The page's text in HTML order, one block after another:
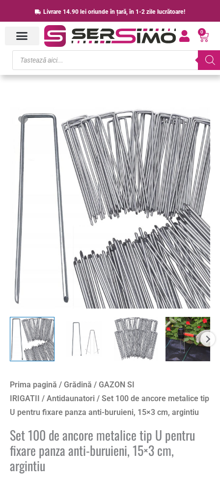
to
content
Livrare 14.90 lei oriunde în țară, în 1-2 zile lucrătoare!
0
Cart
Products
search
Prima pagină / Grădină / GAZON SI
IRIGATII
/ Antidaunatori / Set 100 de ancore metalice tip
U pentru fixare panza anti-buruieni, 15×3 cm, argintiu
Set 100 de ancore metalice tip U pentru
fixare panza anti-buruieni, 15×3 cm,
argintiu
Cantitate
Set
100
ancore
metalice
tip
pentru
fixare
panza
anti-
buruieni,
15x3
cm,
argintiu